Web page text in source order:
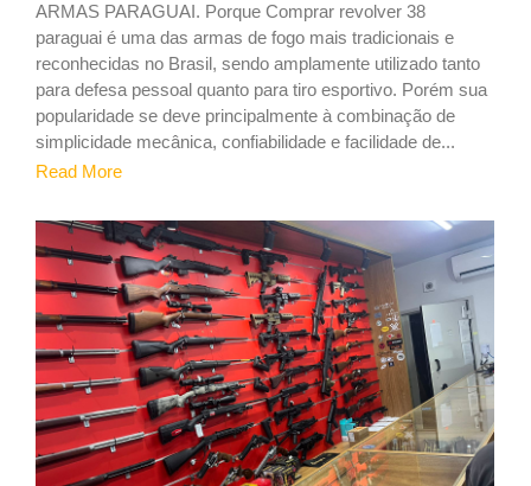
ARMAS PARAGUAI. Porque Comprar revolver 38
paraguai é uma das armas de fogo mais tradicionais e
reconhecidas no Brasil, sendo amplamente utilizado tanto
para defesa pessoal quanto para tiro esportivo. Porém sua
popularidade se deve principalmente à combinação de
simplicidade mecânica, confiabilidade e facilidade de...
Read More
1